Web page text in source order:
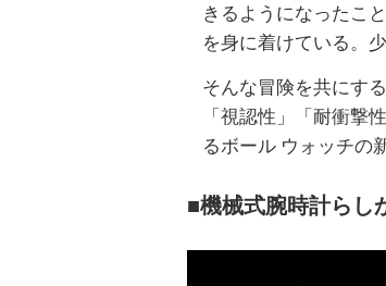
きるようになったこ
を身に着けている。
そんな冒険を共にす
「視認性」「耐衝撃
るボール ウォッチの
■機械式腕時計らし